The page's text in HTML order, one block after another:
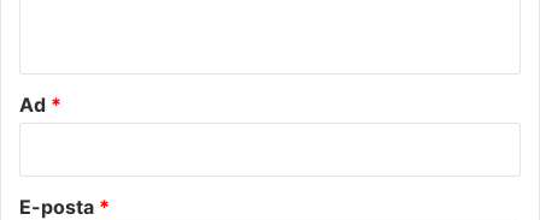
Ad *
E-posta *